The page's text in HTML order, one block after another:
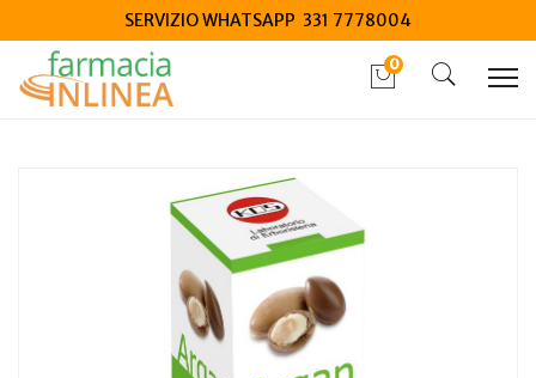
SERVIZIO WHATSAPP 331 7778004
0
Integrazione alimentare
Kos Olio di Argan 50 ml